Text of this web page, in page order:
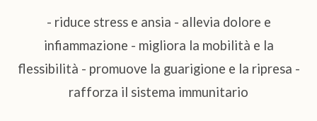
- riduce stress e ansia - allevia dolore e
infiammazione - migliora la mobilità e la
flessibilità - promuove la guarigione e la ripresa -
rafforza il sistema immunitario